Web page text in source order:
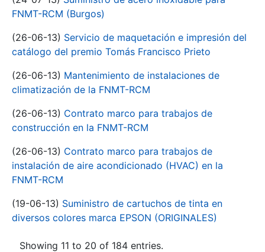
FNMT-RCM (Burgos)
(26-06-13) Servicio de maquetación e impresión del
catálogo del premio Tomás Francisco Prieto
(26-06-13) Mantenimiento de instalaciones de
climatización de la FNMT-RCM
(26-06-13) Contrato marco para trabajos de
construcción en la FNMT-RCM
(26-06-13) Contrato marco para trabajos de
instalación de aire acondicionado (HVAC) en la
FNMT-RCM
(19-06-13) Suministro de cartuchos de tinta en
diversos colores marca EPSON (ORIGINALES)
Showing 11 to 20 of 184 entries.